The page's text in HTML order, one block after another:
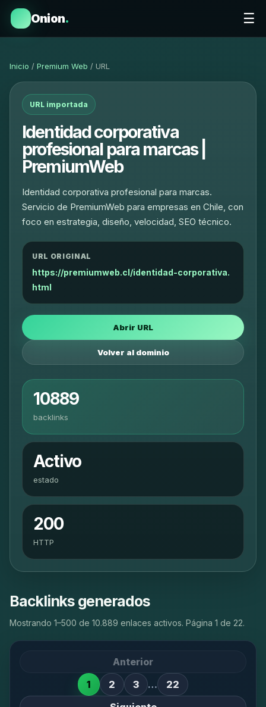
Onion. ☰
Inicio / Premium Web / URL
URL importada
Identidad corporativa
profesional para marcas |
PremiumWeb
Identidad corporativa profesional para marcas.
Servicio de PremiumWeb para empresas en Chile, con
foco en estrategia, diseño, velocidad, SEO técnico.
URL ORIGINAL
https://premiumweb.cl/identidad-corporativa.
html
Abrir URL
Volver al dominio
10889
backlinks
Activo
estado
200
HTTP
Backlinks generados
Mostrando 1–500 de 10.889 enlaces activos. Página 1 de 22.
Anterior
1
2 3 …
22